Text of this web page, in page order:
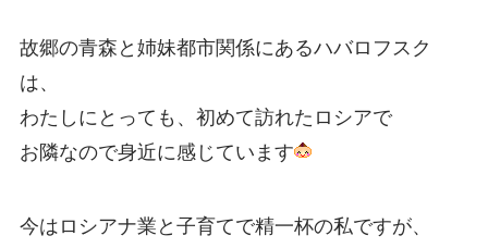
故郷の青森と姉妹都市関係にあるハバロフスク
は、
わたしにとっても、初めて訪れたロシアで
お隣なので身近に感じています
今はロシアナ業と子育てで精一杯の私ですが、